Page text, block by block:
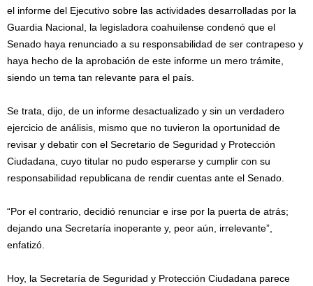
el informe del Ejecutivo sobre las actividades desarrolladas por la
Guardia Nacional, la legisladora coahuilense condenó que el
Senado haya renunciado a su responsabilidad de ser contrapeso y
haya hecho de la aprobación de este informe un mero trámite,
siendo un tema tan relevante para el país.
Se trata, dijo, de un informe desactualizado y sin un verdadero
ejercicio de análisis, mismo que no tuvieron la oportunidad de
revisar y debatir con el Secretario de Seguridad y Protección
Ciudadana, cuyo titular no pudo esperarse y cumplir con su
responsabilidad republicana de rendir cuentas ante el Senado.
“Por el contrario, decidió renunciar e irse por la puerta de atrás;
dejando una Secretaría inoperante y, peor aún, irrelevante”,
enfatizó.
Hoy, la Secretaría de Seguridad y Protección Ciudadana parece